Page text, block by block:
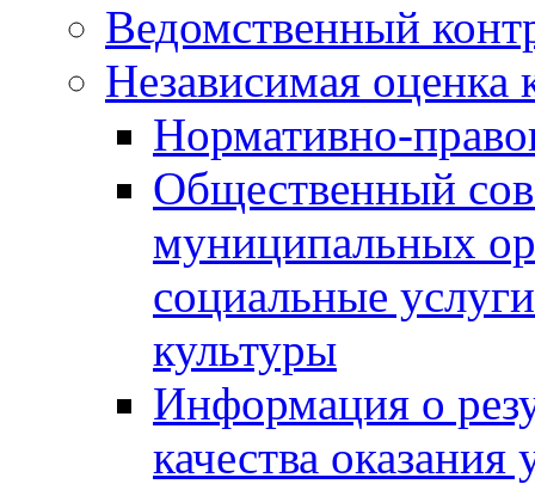
Ведомственный
Независимая оценка
Нормативно-
Общественный
муниципальных
социальные
культуры
Информация о
качества оказания